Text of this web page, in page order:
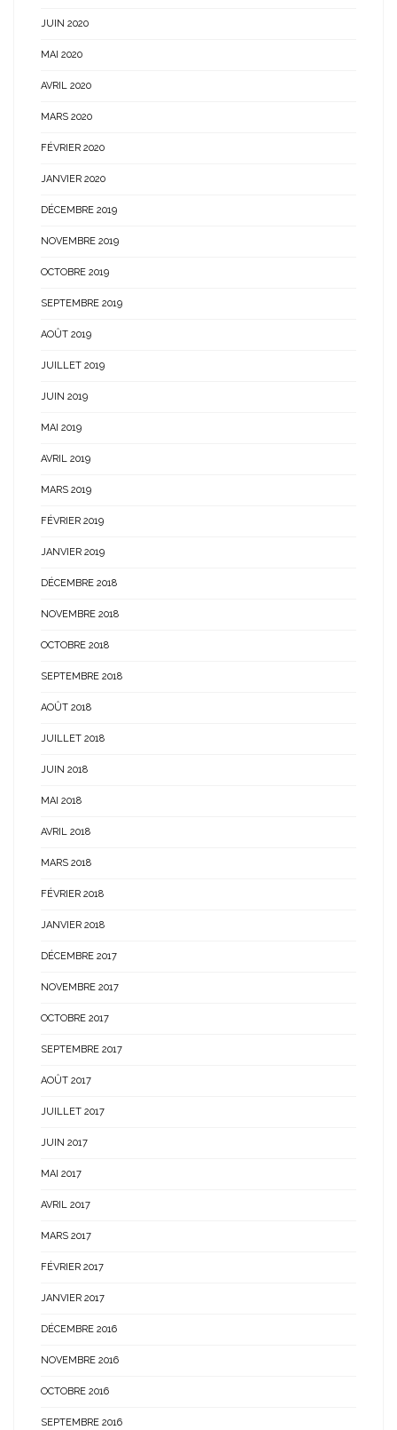
JUIN 2020
MAI 2020
AVRIL 2020
MARS 2020
FÉVRIER 2020
JANVIER 2020
DÉCEMBRE 2019
NOVEMBRE 2019
OCTOBRE 2019
SEPTEMBRE 2019
AOÛT 2019
JUILLET 2019
JUIN 2019
MAI 2019
AVRIL 2019
MARS 2019
FÉVRIER 2019
JANVIER 2019
DÉCEMBRE 2018
NOVEMBRE 2018
OCTOBRE 2018
SEPTEMBRE 2018
AOÛT 2018
JUILLET 2018
JUIN 2018
MAI 2018
AVRIL 2018
MARS 2018
FÉVRIER 2018
JANVIER 2018
DÉCEMBRE 2017
NOVEMBRE 2017
OCTOBRE 2017
SEPTEMBRE 2017
AOÛT 2017
JUILLET 2017
JUIN 2017
MAI 2017
AVRIL 2017
MARS 2017
FÉVRIER 2017
JANVIER 2017
DÉCEMBRE 2016
NOVEMBRE 2016
OCTOBRE 2016
SEPTEMBRE 2016